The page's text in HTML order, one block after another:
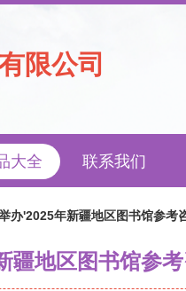
限公司
大全 联系我们
办'2025年新疆地区图书馆参考
疆地区图书馆参